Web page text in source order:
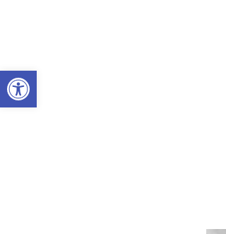
Abrir a barra de